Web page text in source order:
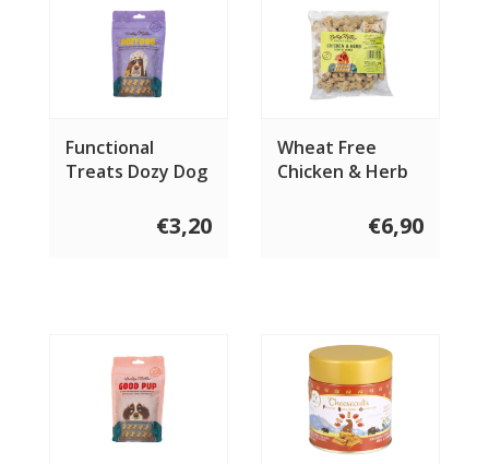
Functional
Treats Dozy Dog
€3,20
Wheat Free
Chicken & Herb
€6,90